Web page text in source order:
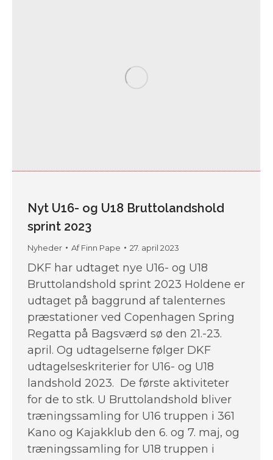
Nyt U16- og U18 Bruttolandshold
sprint 2023
Nyheder AfFinn Pape 27. april 2023
DKF har udtaget nye U16- og U18
Bruttolandshold sprint 2023 Holdene er
udtaget på baggrund af talenternes
præstationer ved Copenhagen Spring
Regatta på Bagsværd sø den 21.-23.
april. Og udtagelserne følger DKF
udtagelseskriterier for U16- og U18
landshold 2023. De første aktiviteter
for de to stk. U Bruttolandshold bliver
træningssamling for U16 truppen i 361
Kano og Kajakklub den 6. og 7. maj, og
træningssamling for U18 truppen i